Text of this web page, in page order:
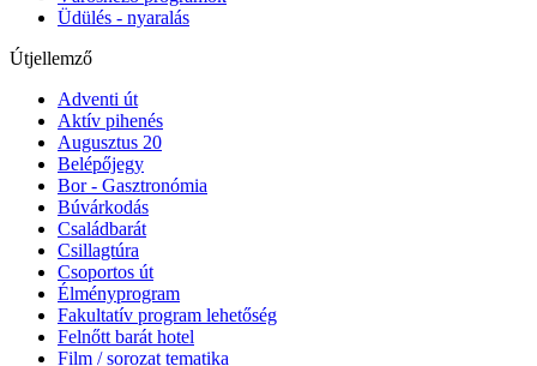
Üdülés - nyaralás
Útjellemző
Adventi út
Aktív pihenés
Augusztus 20
Belépőjegy
Bor - Gasztronómia
Búvárkodás
Családbarát
Csillagtúra
Csoportos út
Élményprogram
Fakultatív program lehetőség
Felnőtt barát hotel
Film / sorozat tematika